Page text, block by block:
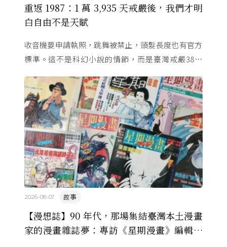
重返 1987：1 萬 3,935 天戒嚴後，我們才明
白自由不是天賦
收音機要申請執照，跳舞被禁止，頭髮長度也有官方
標準。這不是科幻小說的情節，而是臺灣戒嚴38年
嚴令，這段歷 ...
【漫想誌】90 年代，那場集結臺灣本土漫畫
家的漫畫雜誌夢：專訪《星期漫畫》編輯黃
故事
2026-08-07